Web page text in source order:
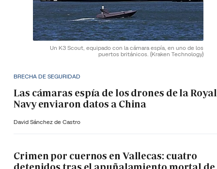
Un K3 Scout, equipado con la cámara espía, en uno de los
puertos británicos. (Kraken Technology)
BRECHA DE SEGURIDAD
Las cámaras espía de los drones de la Royal
Navy enviaron datos a China
David Sánchez de Castro
Crimen por cuernos en Vallecas: cuatro